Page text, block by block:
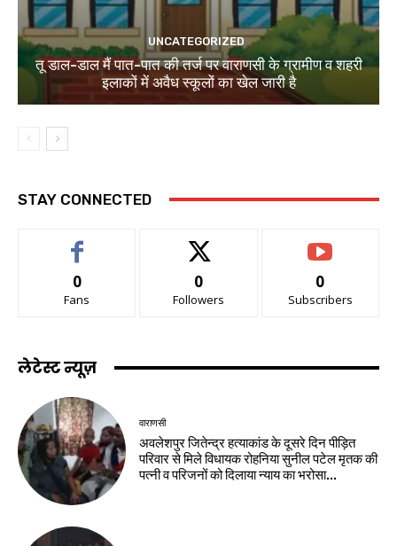
UNCATEGORIZED
तू डाल-डाल मैं पात-पात की तर्ज पर वाराणसी के ग्रामीण व शहरी
इलाकों में अवैध स्कूलों का खेल जारी है
STAY CONNECTED
0
Fans
0
Followers
0
Subscribers
लेटेस्ट न्यूज़
वाराणसी
अवलेशपुर जितेन्द्र हत्याकांड के दूसरे दिन पीड़ित
परिवार से मिले विधायक रोहनिया सुनील पटेल मृतक की
पत्नी व परिजनों को दिलाया न्याय का भरोसा...